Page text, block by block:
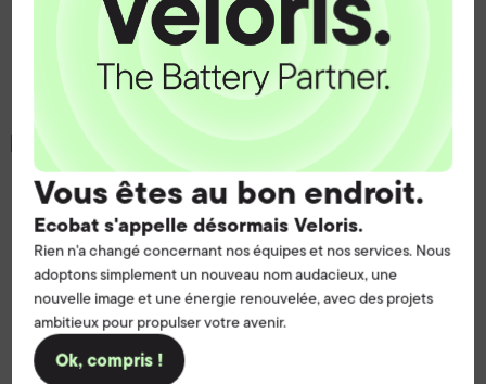
Vous êtes au bon endroit.
Ecobat s'appelle désormais Veloris.
Rien n'a changé concernant nos équipes et nos services. Nous
adoptons simplement un nouveau nom audacieux, une
nouvelle image et une énergie renouvelée, avec des projets
ambitieux pour propulser votre avenir.
Ok, compris !
ProMotive